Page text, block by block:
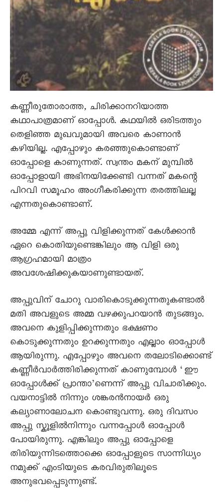
കണ്ണീരുതോരാത്ത, ചിരിക്കാനറിയാത്ത
കഥാപാത്രമാണ് ഓപ്പോൾ. കഥയിൽ ഒരിടത്തും
തെളിഞ്ഞ മുഖവുമായി അവരെ കാണാൻ
കഴിയില്ല. എപ്പോഴും കരഞ്ഞുകൊണ്ടാണ്
ഓപ്പോളെ കാണുന്നത്. സ്വന്തം മകന് മുമ്പിൽ
ഓപ്പോളായി അഭിനയിക്കേണ്ടി വന്നത് മകന്റെ
പിറവി സമൂഹം അംഗീകരിക്കുന്ന തരത്തിലല്ല
എന്നതുകൊണ്ടാണ്.
അമ്മേ എന്ന് അപ്പു വിളിക്കുന്നത് കേൾക്കാൻ
ഏറെ കൊതിയുണ്ടെങ്കിലും ആ വിളി ഒരു
ആഗ്രഹമായി മാത്രം
അവശേഷിക്കുകയാണുണ്ടായത്.
അപ്പുവിന് ചോറു വാരികൊടുക്കുന്നതുകണ്ടാൽ
മതി അവളുടെ അമ്മ വഴക്കുപറയാൻ തുടങ്ങും.
അവനെ കുളിപ്പിക്കുന്നതും ഭക്ഷണം
കൊടുക്കുന്നതും ഉറക്കുന്നതും എല്ലാം ഓപ്പോൾ
ആയിരുന്നു. എപ്പോഴും അവനെ തലോടിക്കൊണ്ട്
കണ്ണീർവാർത്തിരിക്കുന്നത് കാണുമ്പോൾ ‘ഈ
ഓപ്പോൾക്ക് പ്രാന്താ’ണെന്ന് അപ്പു വിചാരിക്കും.
വയനാട്ടിൽ നിന്നും ശങ്കരൻനായർ ഒരു
കല്യാണാലോചന കൊണ്ടുവന്നു. ഒരു ദിവസം
അപ്പു സ്കൂളിൽനിന്നും വന്നപ്പോൾ ഓപ്പോൾ
പോയിരുന്നു. എങ്കിലും അപ്പു ഓപ്പോളെ
തിരിയുന്നിടത്തൊക്കെ ഓപ്പോളുടെ സാന്നിധ്യം
നമുക്ക് എംടിയുടെ കരവിരുതിലൂടെ
അനുഭവപ്പെടുന്നുണ്ട്.